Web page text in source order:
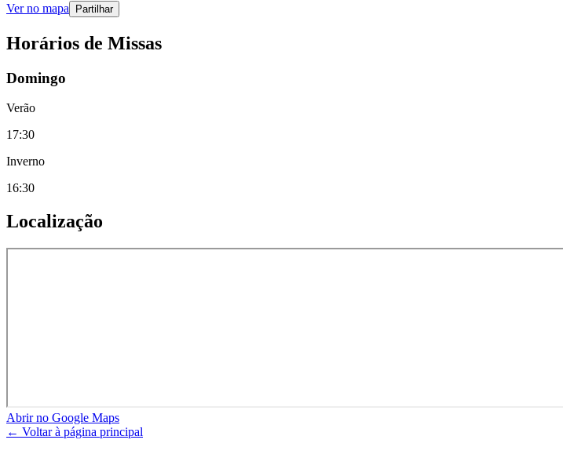
Ver no mapa Partilhar
Horários de Missas
Domingo
Verão
17:30
Inverno
16:30
Localização
Abrir no Google Maps
← Voltar à página principal